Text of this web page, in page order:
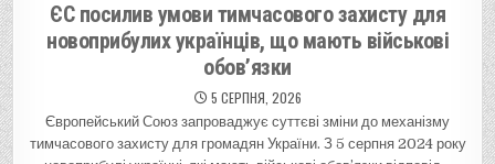
ЄС посилив умови тимчасового захисту для
новоприбулих українців, що мають військові
обов’язки
5 СЕРПНЯ, 2026
Європейський Союз запроваджує суттєві зміни до механізму
тимчасового захисту для громадян України. З 5 серпня 2024 року